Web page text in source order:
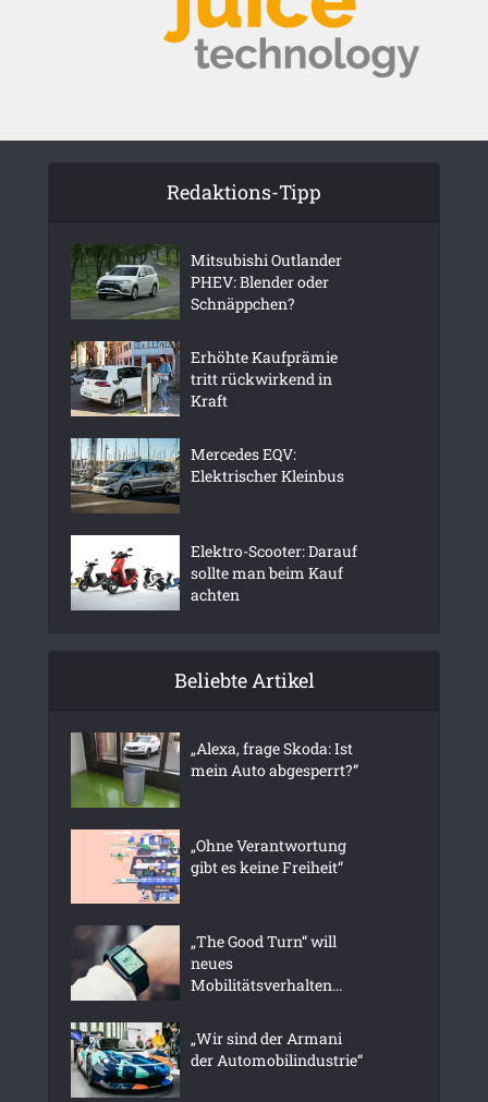
Redaktions-Tipp
Mitsubishi Outlander
PHEV: Blender oder
Schnäppchen?
Erhöhte Kaufprämie
tritt rückwirkend in
Kraft
Mercedes EQV:
Elektrischer Kleinbus
Elektro-Scooter: Darauf
sollte man beim Kauf
achten
Beliebte Artikel
„Alexa, frage Skoda: Ist
mein Auto abgesperrt?”
„Ohne Verantwortung
gibt es keine Freiheit“
„The Good Turn“ will
neues
Mobilitätsverhalten...
„Wir sind der Armani
der Automobilindustrie“